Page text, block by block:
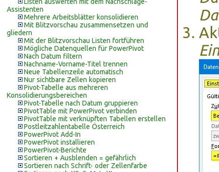
Assistenten
Mehrere Arbeitsblätter konsolidieren
Mit Blitzvorschau zusammensetzen und
gliedern
Mit der Blitzvorschau Listen fortführen
Mögliche Datenquellen für PowerPivot
Nach Datum filtern
Nachname-Vorname-Titel trennen
Neue Tabellenzeile automatisch
Nur sichtbare Zellen kopieren
Pivot-Tabelle aus mehreren
Konsolidierungsbereichen
Pivot-Tabelle nach Datum gruppieren
PivotTable mit PowerPivot verbinden
PivotTable mit verknüpften Tabellen erstellen
Postleitzahlentabelle Österreich
PowerPivot Add-In
PowerPivot installieren
PowerPivot-Berichte
Sortieren + Ausblenden = gefährlich
Sortieren nach Schrift- oder Zellenfarbe